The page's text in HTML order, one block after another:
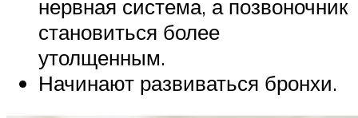
нервная система, а позвоночник
становиться более
утолщенным.
Начинают развиваться бронхи.